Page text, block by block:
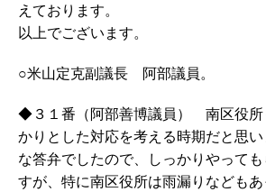
えております。
以上でございます。
○米山定克副議長 阿部議員。
◆３１番（阿部善博議員） 南区役所
かりとした対応を考える時期だと思
な答弁でしたので、しっかりやって
すが、特に南区役所は雨漏りなどもあ